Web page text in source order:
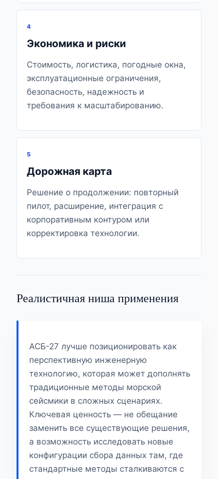
4
Экономика и риски
Стоимость, логистика, погодные окна,
эксплуатационные ограничения,
безопасность, надежность и
требования к масштабированию.
5
Дорожная карта
Решение о продолжении: повторный
пилот, расширение, интеграция с
корпоративным контуром или
корректировка технологии.
Реалистичная ниша применения
АСБ-27 лучше позиционировать как
перспективную инженерную
технологию, которая может дополнять
традиционные методы морской
сейсмики в сложных сценариях.
Ключевая ценность — не обещание
заменить все существующие решения,
а возможность исследовать новые
конфигурации сбора данных там, где
стандартные методы сталкиваются с